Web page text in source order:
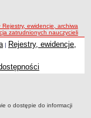
Rejestry, ewidencje, archiwa
zatrudnionych nauczycieli
| Rejestry, ewidencje,
o dostępie do informacji